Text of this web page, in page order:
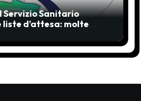
Servizio Sanitario
liste d’attesa: molte